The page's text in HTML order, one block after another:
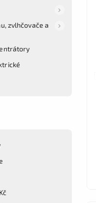
zvlhčovače a